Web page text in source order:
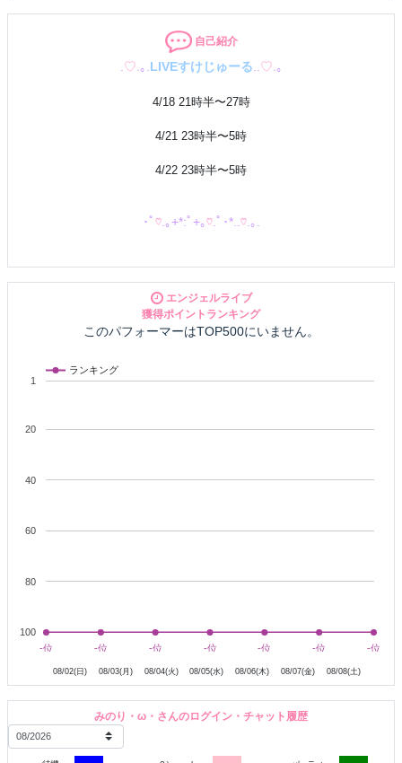
自己紹介
♡ .｡. LIVEすけじゅーる ♡ .｡
4/18 21時半〜27時
4/21 23時半〜5時
4/22 23時半〜5時
･ﾟ♡.｡+*:ﾟ+｡♡.ﾟ･*.. ♡.｡.
はずかしながらみのり自身
アイドルや歌手になることを夢見てます。。
꒰* ॢꈍ◡ꈍ ॢ꒱ .*˚‧♡
未知の体験、どきどきなこと、自分磨き、トークetc...
素直でむじゃきな女の子です
えっへん！
〇〇〇なこと
あわあわ、ガチガチになっちゃって
逆にできなくなっちゃうかも、
今のみのりには足りないものがたくさん。。
おとこのことの経験なんかも(:_;)
でもねでもねおもちゃで潮吹き
は
お胸も
エンジェルライブ
獲得ポイントランキング
このパフォーマーはTOP500にいません。
ランキング
8月3日 8月4日 8月5日 8月6日 8月7日 8月8日
1
20
40
60
80
100
-位
-位 -位
-位 -位
-位 -位
-位 -位
-位 -位
-位 -位
-位
08/02(日) 08/03(月) 08/04(火) 08/05(水) 08/06(木) 08/07(金) 08/08(土)
みのり・ω・さんのログイン・チャット履歴